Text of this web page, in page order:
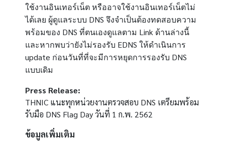
ใช้งานอินเทอร์เน็ต หรืออาจใช้งานอินเทอร์เน็ตไม่
ได้เลย ผู้ดูแลระบบ DNSจึงจำเป็นต้องทดสอบความ
พร้อมของ DNSที่ตนเองดูแลตาม Link ด้านล่างนี้
และหากพบว่ายังไม่รองรับ EDNSให้ดำเนินการ
update ก่อนวันที่ที่จะมีการหยุดการรองรับ DNS
แบบเดิม
Press Release:
THNIC แนะทุกหน่วยงานตรวจสอบ DNS เตรียมพร้อม
รับมือ DNS Flag Day วันที่ 1 ก.พ. 2562
ข้อมูลเพิ่มเติม